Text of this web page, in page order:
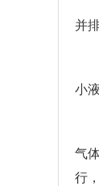
并
小
气
行